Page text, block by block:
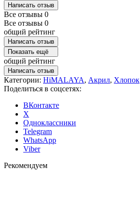
Написать отзыв
Все отзывы 0
Все отзывы 0
общий рейтинг
Написать отзыв
Показать ещё
общий рейтинг
Написать отзыв
Категории: HiMALAYA, Акрил, Хлопок
Поделиться в соцсетях:
ВКонтакте
X
Одноклассники
Telegram
WhatsApp
Viber
Рекомендуем